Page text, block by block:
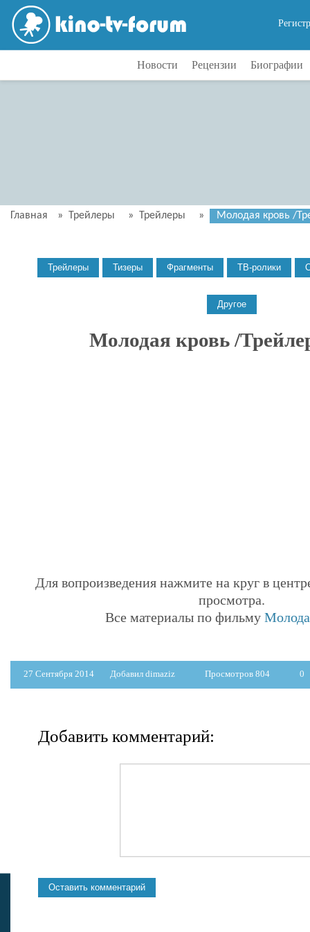
Новости Рецензии Биографии
Главная » Трейлеры » Трейлеры » Молодая кровь /
Молодая кровь /
Для вопроизведения нажмите на круг в
просмотра.
Все материалы по фильму
27 Сентября 2014 Добавил dimaziz Просмотров 804 0
Добавить комментарий: